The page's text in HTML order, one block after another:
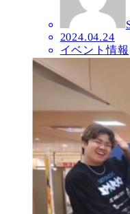
2024.04.24
イベント情報